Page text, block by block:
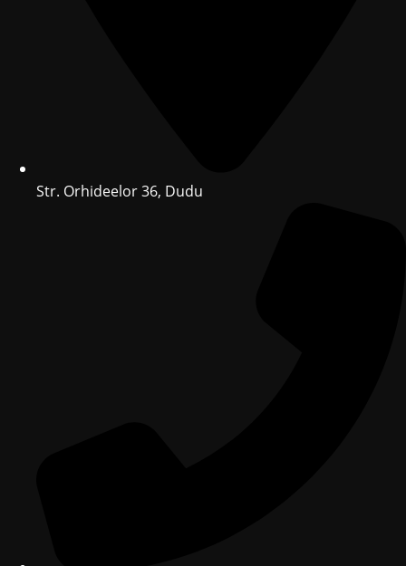
Str. Orhideelor 36, Dudu